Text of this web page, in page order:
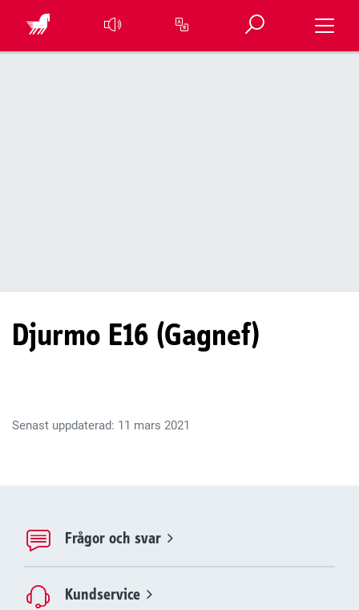
Översätt sidan Öppna
Djurmo E16 (Gagnef)
Senast uppdaterad: 11 mars 2021
Frågor och svar
Kundservice